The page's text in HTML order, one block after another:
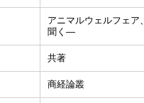
アニマルウェルフェ
聞く―
共著
商経論叢